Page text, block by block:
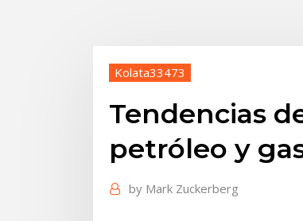
Kolata33473
Tendencias
petróleo y
by Mark Zuckerberg